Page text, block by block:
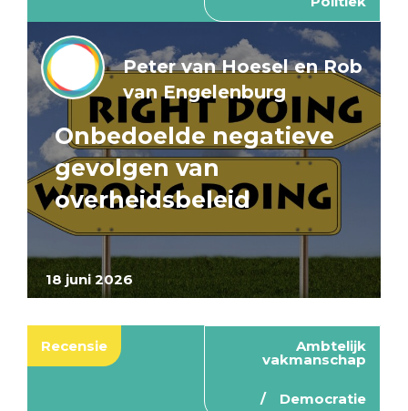
18 juni 2026
Peter van Hoesel en Rob
van Engelenburg
Onbedoelde negatieve
gevolgen van
overheidsbeleid
Recensie Ambtelijk
vakmanschap
Democratie